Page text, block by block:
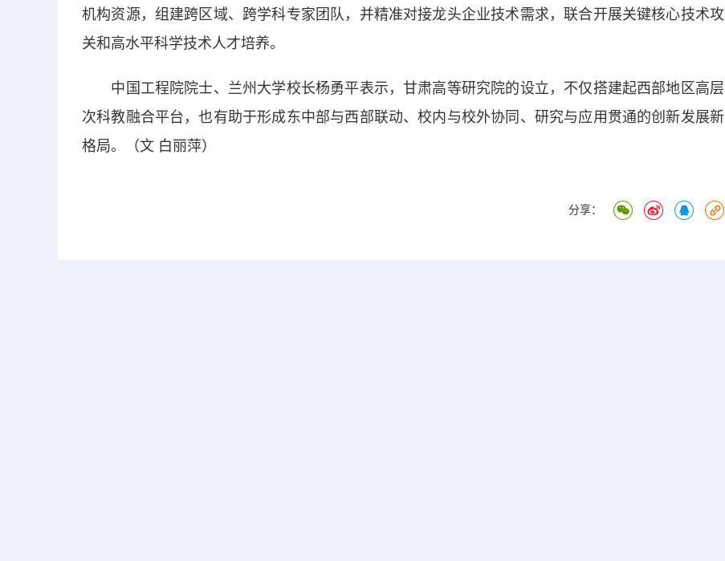
机构资源，组建跨区域、跨学科专家团队，并精准对接龙头企业技术需求，联合开展关键核心技术攻
关和高水平科学技术人才培养。
中国工程院院士、兰州大学校长杨勇平表示，甘肃高等研究院的设立，不仅搭建起西部地区高层
次科教融合平台，也有助于形成东中部与西部联动、校内与校外协同、研究与应用贯通的创新发展新
格局。（文 白丽萍）
分享：